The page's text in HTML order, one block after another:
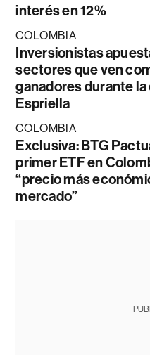
interés en 12%
COLOMBIA
Inversionistas
sectores que ven
ganadores durante la
Espriella
COLOMBIA
Exclusiva: BTG
primer ETF en
“precio más
mercado”